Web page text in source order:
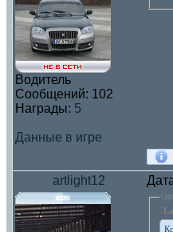
Водитель
Сообщений: 102
Награды: 5
Данные в игре
artlight12